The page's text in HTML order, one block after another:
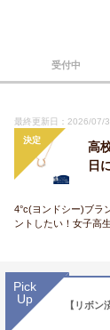
受付中
最終更新日：2026/07/
決定
高
日
4°c(ヨンドシー)ブラ
ントしたい！女子高
Pick
Up